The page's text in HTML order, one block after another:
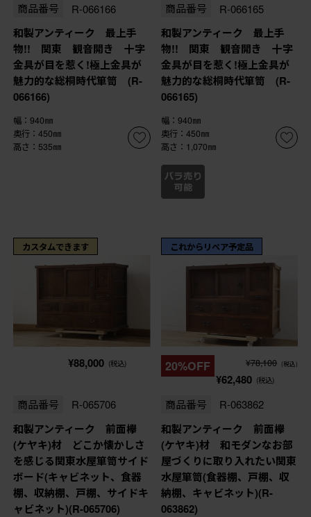
商品番号 R-066166
和製アンティーク 最上手
物!! 関東 観音開き 十字
金具が目を惹く!極上金具が
魅力的な総桐時代箪笥 (R-
066166)
幅：940㎜
奥行：450㎜
高さ：535㎜
商品番号 R-066165
和製アンティーク 最上手
物!! 関東 観音開き 十字
金具が目を惹く!極上金具が
魅力的な総桐時代箪笥 (R-
066165)
幅：940㎜
奥行：450㎜
高さ：1,070㎜
カスタムできます
¥88,000 (税込)
商品番号 R-065706
和製アンティーク 前面欅
(ケヤキ)材 どこか懐かしさ
を感じる関東水屋箪笥サイド
ボード(キャビネット、食器
棚、収納棚、戸棚、サイドキ
ャビネット)(R-065706)
これからリペア予定品
20%OFF ¥78,100 (税込)
¥62,480 (税込)
商品番号 R-063862
和製アンティーク 前面欅
(ケヤキ)材 和モダンなお部
屋づくりに取り入れたい関東
水屋箪笥(食器棚、戸棚、収
納棚、キャビネット)(R-
063862)